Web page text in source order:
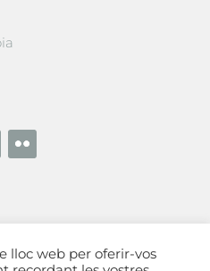
(UEA)
– Igualada(Barcelona)
lloc web per oferir-vos